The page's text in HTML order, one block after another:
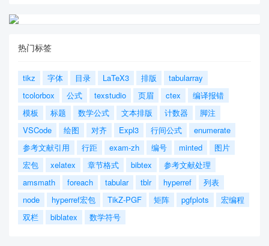
    \section{First appendix}
r to the Chief Financial Officer (CFO) of the Goo
es the optimal investment strategy, your modeling
approach and major results, and a brief discussio
n of your proposed concept of a return-on-investm
ent (ROI). This letter should be no more than two
pages in length.
    \begin{letter}{Dear, Mr. Alpha Chiang}
        \lipsum[1-2]
        \vspace{\parskip}
        Sincerely yours,
热门标签
tikz 字体 目录 LaTeX3 排版
tabularray
tcolorbox
公式 texstudio 页眉 ctex
编译报错
模板
标题 数学公式 文本排版 计数器
脚注
VSCode
绘图 对齐 Expl3 行间公式
enumerate
参考文献引用
行距 exam-zh 编号 minted
图片
宏包
xelatex 章节格式 bibtex
参考文献处理
amsmath
foreach tabular tblr hyperref
列表
node
hyperref宏包 TikZ-PGF 矩阵 pgfplots
宏编程
双栏
biblatex 数学符号